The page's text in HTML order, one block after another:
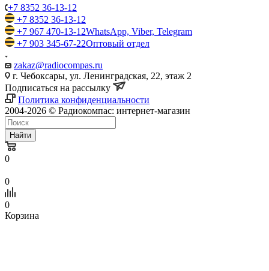
+7 8352 36-13-12
+7 8352 36-13-12
+7 967 470-13-12WhatsApp, Viber, Telegram
+7 903 345-67-22Оптовый отдел
zakaz@radiocompas.ru
г. Чебоксары, ул. Ленинградская, 22, этаж 2
Подписаться на рассылку
Политика конфиденциальности
2004-2026 © Радиокомпас: интернет-магазин
Найти
0
0
0
Корзина